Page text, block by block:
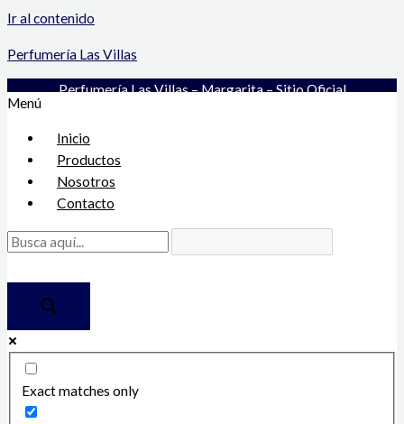
Ir al contenido
Perfumería Las Villas
Perfumería Las Villas – Margarita – Sitio Oficial
Menú
Inicio
Productos
Nosotros
Contacto
Exact matches only